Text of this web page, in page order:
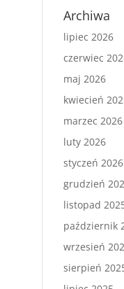
Archiwa
lipiec 2026
czerwiec
maj 2026
kwiecień
marzec 2026
luty 2026
styczeń 2026
grudzień
listopad
październik
wrzesień
sierpień